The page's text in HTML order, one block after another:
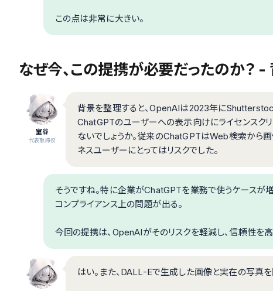
この点は非常に大きい。
なぜ今、この提携が必要だったのか？ -
室谷
代表取締役
背景を整理すると、OpenAIは2023年に
ChatGPTのユーザーへの表示向けにライセンスク
ないでしょうか。従来のChatGPTはWeb検索から
ネスユーザーにとってはリスクでした。
そうですね。特に企業がChatGPTを業務で使うケースが
コンプライアンス上の問題が出る。
今回の提携は、OpenAIがそのリスクを軽減し、信頼性を
はい。また、DALL-Eで生成した画像と実在の写真